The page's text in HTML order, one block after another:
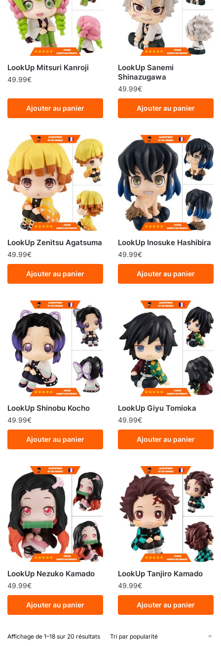
LookUp Mitsuri Kanroji
49.99€
Ajouter au panier
LookUp Sanemi
Shinazugawa
49.99€
Ajouter au panier
LookUp Zenitsu Agatsuma
49.99€
Ajouter au panier
LookUp Inosuke Hashibira
49.99€
Ajouter au panier
LookUp Shinobu Kocho
49.99€
Ajouter au panier
LookUp Giyu Tomioka
49.99€
Ajouter au panier
LookUp Nezuko Kamado
49.99€
Ajouter au panier
LookUp Tanjiro Kamado
49.99€
Ajouter au panier
Affichage de 1–18 sur 20 résultats